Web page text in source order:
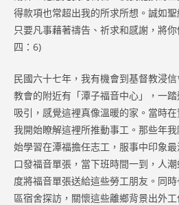
得款項也常超出我的所求所想。誠如
只要凡事藉著禱告、祈求和感謝，將
四：6)
民國六十七年，我有機會到基督教浸
教會的附近有「潭子福音中心」，一
吸引，感覺這裡真像溫暖的家。當時
我開始瞭解這裡所推動事工。那些年
始學習在潭福擔任志工，服事中印象
口發福音單張，當下班時間一到，人
度將福音單張送給這些勞工朋友。同
區宿舍探訪，關懷這些離鄉背景出外